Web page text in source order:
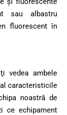
sau albastru
fluorescent în
vedea ambele
caracteristicile
noastră de
ce echipament